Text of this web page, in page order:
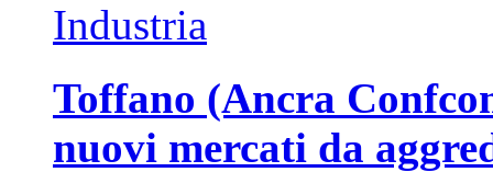
Industria
Toffano (Ancra
nuovi mercati da